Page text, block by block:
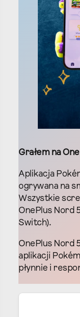
Grałem na
Aplikacja
ogrywana na
Wszystkie
OnePlus Nord
Switch).
OnePlus Nord
aplikacji
płynnie i